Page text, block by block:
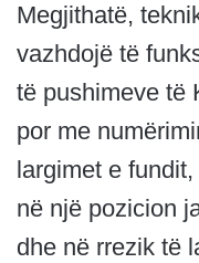
Megjithatë,
vazhdojë të
të pushimeve të
por me
largimet e
në një pozicion
dhe në rrezik të